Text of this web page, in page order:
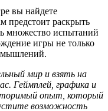
вы найдете
предстоит раскрыть
множество испытаний
игры не только
мир и взять на
Геймплей, графика и
опыт, который
возможность